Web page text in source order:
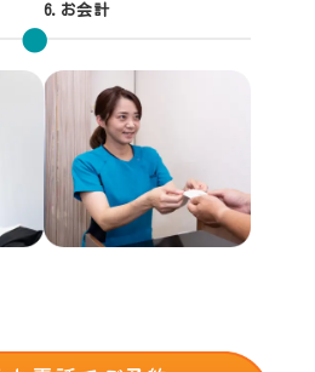
6.お会計